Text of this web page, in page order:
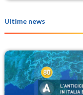
Ultime news